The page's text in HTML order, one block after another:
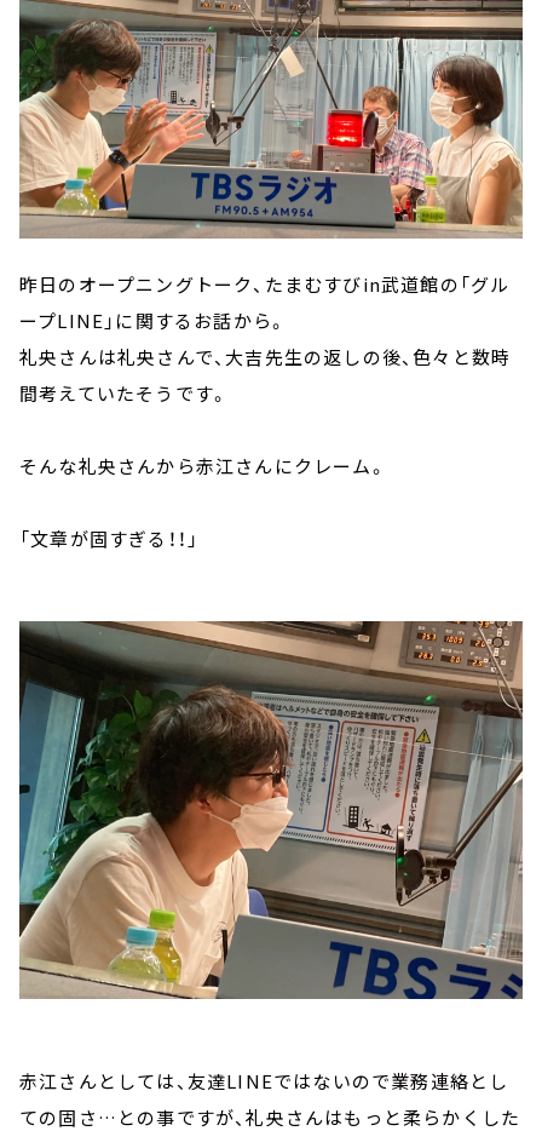
昨日のオープニングトーク、たまむすびin武道館の「グル
ープLINE」に関するお話から。
礼央さんは礼央さんで、大吉先生の返しの後、色々と数時
間考えていたそうです。
そんな礼央さんから赤江さんにクレーム。
「文章が固すぎる！！」
赤江さんとしては、友達LINEではないので業務連絡とし
ての固さ…との事ですが、礼央さんはもっと柔らかくした